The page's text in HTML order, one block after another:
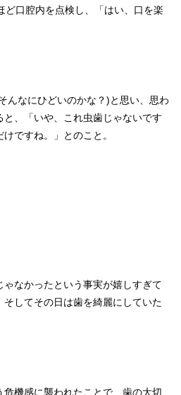
ど口腔内を点検し、「はい、口を楽
んなにひどいのかな？)と思い、思わ
、「いや、これ虫歯じゃないです
ですね。」とのこと。
なかったという事実が嬉しすぎて
してその日は歯を綺麗にしていた
機感に襲われたことで、歯の大切